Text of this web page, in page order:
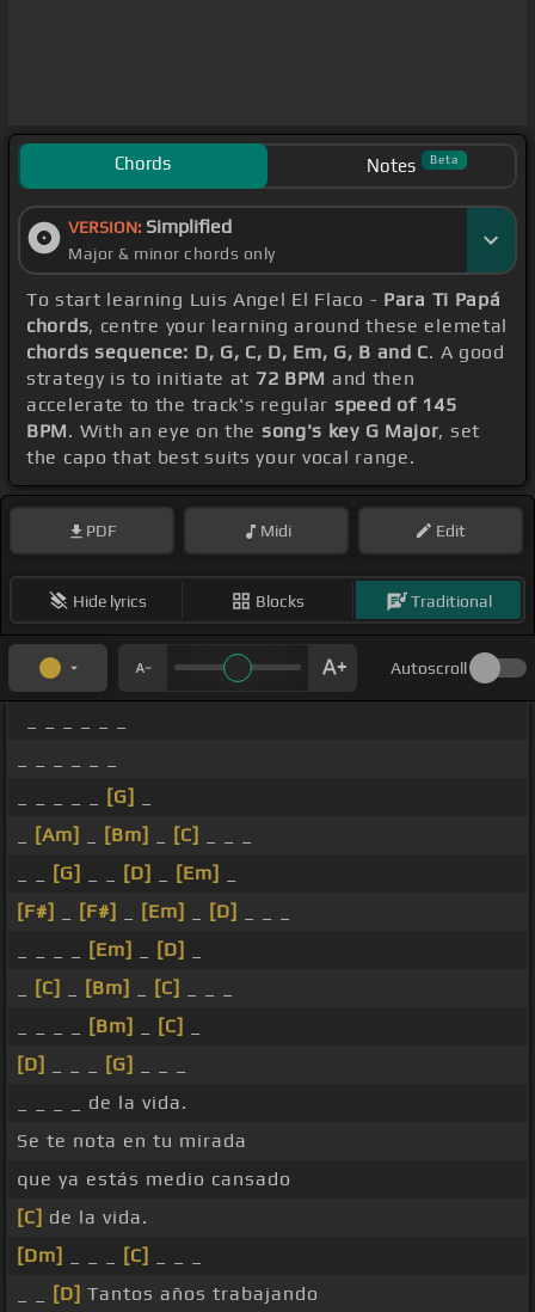
Chords Notes Beta
VERSION: Simplified
Major & minor chords only
To start learning Luis Angel El Flaco - Para Ti Papá
chords, centre your learning around these elemetal
chords sequence: D, G, C, D, Em, G, B and C. A good
strategy is to initiate at 72 BPM and then
accelerate to the track's regular speed of 145
BPM. With an eye on the song's key G Major, set
the capo that best suits your vocal range.
PDF Midi Edit
Hide lyrics Blocks Traditional
Autoscroll
[G]
[Am] [Bm] [C]
[G] [D] [Em]
[F#]
[F#] [Em] [D]
[Em] [D]
[C] [Bm] [C]
[Bm] [C]
[D]
[G]
_ _ _ _ de la vida.
Se te nota en tu mirada
que ya estás medio cansado
[C] de la vida.
[Dm]
[C]
[D] Tantos años trabajando